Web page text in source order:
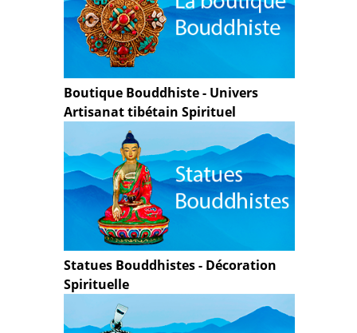
Boutique Bouddhiste - Univers
Artisanat tibétain Spirituel
Statues Bouddhistes - Décoration
Spirituelle